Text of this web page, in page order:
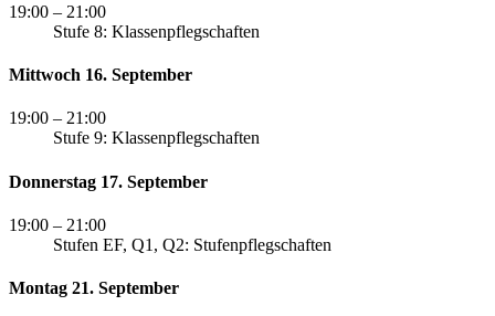
19:00 – 21:00
Stufe 8: Klassenpflegschaften
Mittwoch 16. September
19:00 – 21:00
Stufe 9: Klassenpflegschaften
Donnerstag 17. September
19:00 – 21:00
Stufen EF, Q1, Q2: Stufenpflegschaften
Montag 21. September